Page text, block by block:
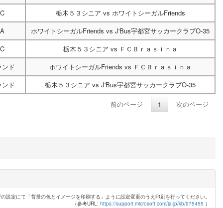
栃木５３シニア vs ホワイトシーガルFriends
ホワイトシーガルFriends vs J'Bus宇都宮サッカークラブO-35
栃木５３シニア vs ＦＣＢｒａｓｉｎａ
ド ホワイトシーガルFriends vs ＦＣＢｒａｓｉｎａ
ド 栃木５３シニア vs J'Bus宇都宮サッカークラブO-35
前のページ 1 次のページ
設定にて「背景の色とイメージを印刷する」ように設定変更のうえ印刷を行ってください。
（参考URL: https://support.microsoft.com/ja-jp/kb/975455 ）